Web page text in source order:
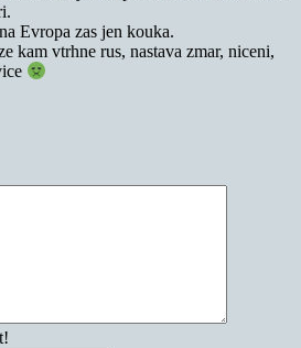
Evropa zas jen kouka.
kam vtrhne rus, nastava zmar, niceni,